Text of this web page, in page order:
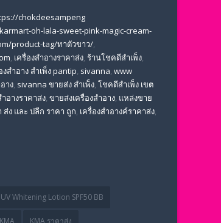
chokdeesampeng
oh-lala-sweet-pink-magic-cream-
product-tag/ทาตัวขาว/,
, เครื่องสำอางราคาส่ง, ร้านโชคดีสำเพ็ง,
สําอาง สําเพ็ง pantip, sivanna, www
าง, sivanna ขายส่ง สําเพ็ง, โชคดีสำเพ็ง เขต
อางราคาส่ง, ขายส่งเครื่องสําอาง, แหล่งขาย
ส่ง และ ปลีก ราคา ถูก, เครื่องสำอางค์ราคาส่ง,
Whitening Lotion SPF50 BB
KMA KMA ราคาส่ง